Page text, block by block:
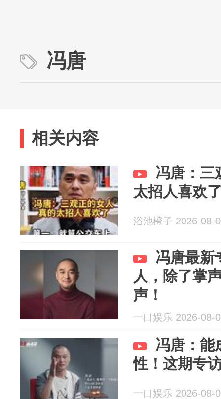
冯唐
相关内容
冯唐：三
太招人喜欢
浴池橙子 2026-08-
冯唐最新
人，除了掌
声！
一口娱乐 2026-08-
冯唐：能
性！这期专
一口娱乐 2026-08-